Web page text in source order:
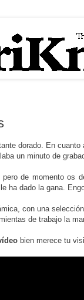
dorado. En
un minuto de
pero de momento
ha dado la gana.
con una
de trabajo la
bien merece tu